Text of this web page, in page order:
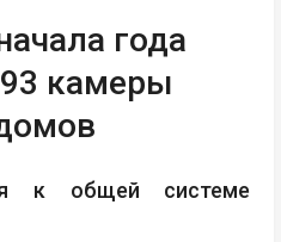
года
камеры
к общей системе